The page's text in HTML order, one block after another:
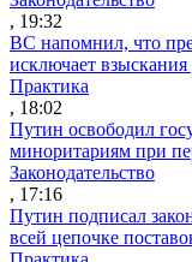
, 19:32
ВС напомнил, что
исключает
Практика
, 18:02
Путин освободил
миноритариям при
Законодательство
, 17:16
Путин подписал
всей цепочке